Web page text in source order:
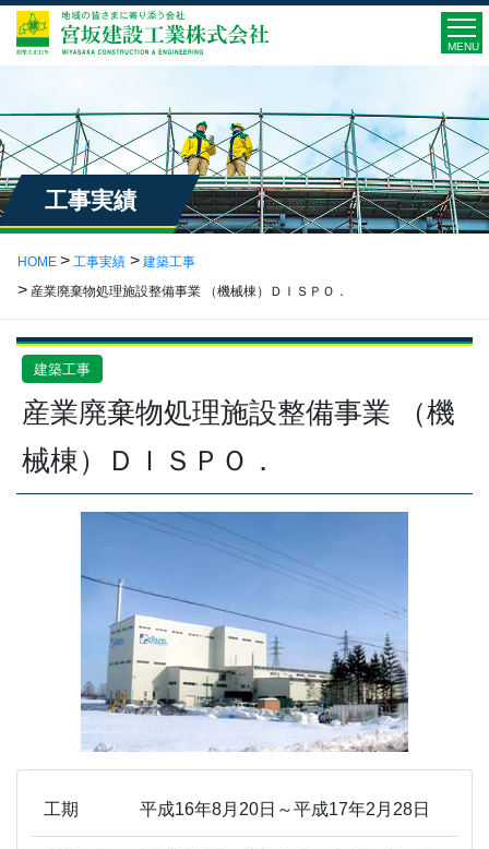
MENU
工事実績
HOME 工事実績
建築工事
産業廃棄物処理施設整備事業 （機械棟）ＤＩＳＰＯ．
建築工事
産業廃棄物処理施設整備事業 （機
械棟）ＤＩＳＰＯ．
工期 平成16年8月20日～平成17年2月28日